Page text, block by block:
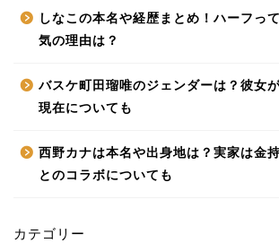
しなこの本名や経歴まとめ！ハーフっ
気の理由は？
バスケ町田瑠唯のジェンダーは？彼女
現在についても
西野カナは本名や出身地は？実家は金
とのコラボについても
カテゴリー